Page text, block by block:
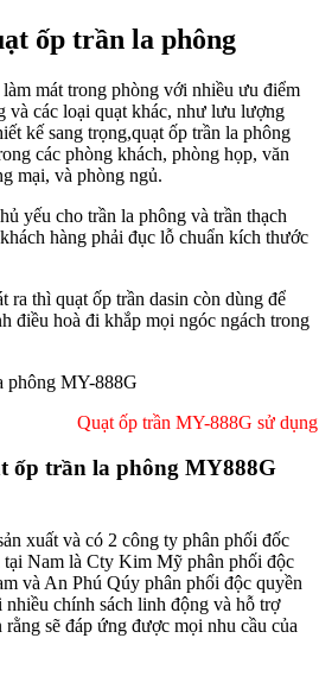
ốp trần la phông
mát trong phòng với nhiều ưu điểm
và các loại quạt khác, như lưu lượng
kế sang trọng,quạt ốp trần la phông
các phòng khách, phòng họp, văn
mại, và phòng ngủ.
yếu cho trần la phông và trần thạch
hàng phải đục lỗ chuẩn kích thước
ra thì quạt ốp trần dasin còn dùng để
điều hoà đi khắp mọi ngóc ngách trong
888G sử dụng cho trần
ốp trần la phông MY888G
xuất và có 2 công ty phân phối đốc
tại Nam là Cty Kim Mỹ phân phối độc
và An Phú Qúy phân phối độc quyền
chính sách linh động và hỗ trợ
sẽ đáp ứng được mọi nhu cầu của